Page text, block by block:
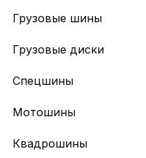
Грузовые шины
Грузовые диски
Спецшины
Мотошины
Квадрошины